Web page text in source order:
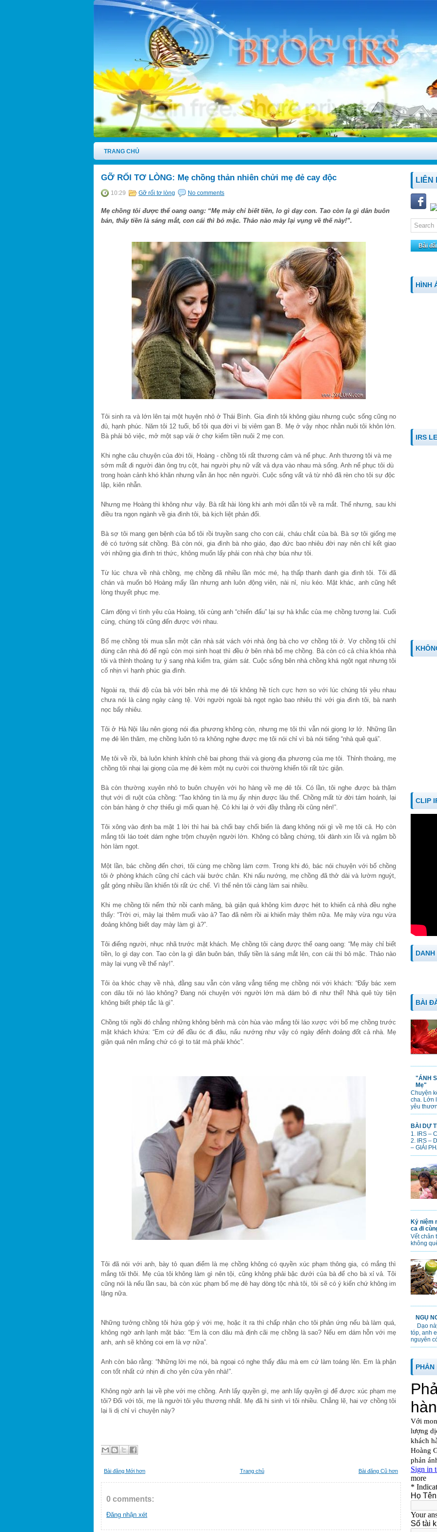
TRANG CHỦ
GỠ RỐI TƠ LÒNG: Mẹ chồng thản nhiên chửi mẹ đẻ cay độc
10:29 Gỡ rối tơ lòng No comments
Mẹ chồng tôi được thể oang oang: “Mẹ mày chỉ biết tiền, lo gì dạy con. Tao còn lạ gì dân buôn
bán, thấy tiền là sáng mắt, con cái thì bỏ mặc. Thảo nào mày lại vụng về thế này!”.
Tôi sinh ra và lớn lên tại một huyện nhỏ ở Thái Bình. Gia đình tôi không giàu nhưng cuộc sống cũng no
đủ, hạnh phúc. Năm tôi 12 tuổi, bố tôi qua đời vì bị viêm gan B. Mẹ ở vậy nhọc nhằn nuôi tôi khôn lớn.
Bà phải bỏ việc, mở một sạp vải ở chợ kiếm tiền nuôi 2 mẹ con.
Khi nghe câu chuyện của đời tôi, Hoàng - chồng tôi rất thương cảm và nể phục. Anh thương tôi và mẹ
sớm mất đi người đàn ông trụ cột, hai người phụ nữ vất vả dựa vào nhau mà sống. Anh nể phục tôi dù
trong hoàn cảnh khó khăn nhưng vẫn ăn học nên người. Cuộc sống vất vả từ nhỏ đã rèn cho tôi sự độc
lập, kiên nhẫn.
Nhưng mẹ Hoàng thì không như vậy. Bà rất hài lòng khi anh mới dẫn tôi về ra mắt. Thế nhưng, sau khi
điều tra ngọn ngành về gia đình tôi, bà kịch liệt phản đối.
Bà sợ tôi mang gen bệnh của bố tôi rồi truyền sang cho con cái, cháu chắt của bà. Bà sợ tôi giống mẹ
đẻ có tướng sát chồng. Bà còn nói, gia đình bà nho giáo, đạo đức bao nhiêu đời nay nên chỉ kết giao
với những gia đình tri thức, không muốn lấy phải con nhà chợ búa như tôi.
Từ lúc chưa về nhà chồng, mẹ chồng đã nhiều lần móc mé, hạ thấp thanh danh gia đình tôi. Tôi đã
chán và muốn bỏ Hoàng mấy lần nhưng anh luôn động viên, nài nỉ, níu kéo. Mặt khác, anh cũng hết
lòng thuyết phục mẹ.
Cảm động vì tình yêu của Hoàng, tôi cùng anh “chiến đấu” lại sự hà khắc của mẹ chồng tương lai. Cuối
cùng, chúng tôi cũng đến được với nhau.
Bố mẹ chồng tôi mua sẵn một căn nhà sát vách với nhà ông bà cho vợ chồng tôi ở. Vợ chồng tôi chỉ
dùng căn nhà đó để ngủ còn mọi sinh hoạt thì đều ở bên nhà bố mẹ chồng. Bà còn có cả chìa khóa nhà
tôi và thỉnh thoảng tự ý sang nhà kiểm tra, giám sát. Cuộc sống bên nhà chồng khá ngột ngạt nhưng tôi
cố nhịn vì hạnh phúc gia đình.
Ngoài ra, thái độ của bà với bên nhà mẹ đẻ tôi không hề tích cực hơn so với lúc chúng tôi yêu nhau
chưa nói là càng ngày càng tệ. Với người ngoài bà ngọt ngào bao nhiêu thì với gia đình tôi, bà nanh
nọc bấy nhiêu.
Tôi ở Hà Nội lâu nên giọng nói địa phương không còn, nhưng mẹ tôi thì vẫn nói giọng lơ lớ. Những lần
mẹ đẻ lên thăm, mẹ chồng luôn tỏ ra không nghe được mẹ tôi nói chỉ vì bà nói tiếng “nhà quê quá”.
Mẹ tôi về rồi, bà luôn khinh khỉnh chê bai phong thái và giọng địa phương của mẹ tôi. Thỉnh thoảng, mẹ
chồng tôi nhại lại giọng của mẹ đẻ kèm một nụ cười coi thường khiến tôi rất tức giận.
Bà còn thường xuyên nhỏ to buôn chuyện với họ hàng về mẹ đẻ tôi. Có lần, tôi nghe được bà thậm
thụt với dì ruột của chồng: “Tao không tin là mụ ấy nhịn được lâu thế. Chồng mất từ đời tám hoánh, lại
còn bán hàng ở chợ thiếu gì mối quan hệ. Có khi lại ở với đầy thằng rồi cũng nên!”.
Tôi xông vào định ba mặt 1 lời thì hai bà chối bay chối biến là đang không nói gì về mẹ tôi cả. Họ còn
mắng tôi láo toét dám nghe trộm chuyện người lớn. Không có bằng chứng, tôi đành xin lỗi và ngậm bồ
hòn làm ngọt.
Một lần, bác chồng đến chơi, tôi cùng mẹ chồng làm cơm. Trong khi đó, bác nói chuyện với bố chồng
tôi ở phòng khách cũng chỉ cách vài bước chân. Khi nấu nướng, mẹ chồng đã thở dài và lườm nguýt,
gắt gỏng nhiều lần khiến tôi rất ức chế. Vì thế nên tôi càng làm sai nhiều.
Khi mẹ chồng tôi nếm thử nồi canh măng, bà giận quá không kìm được hét to khiến cả nhà đều nghe
thấy: “Trời ơi, mày lại thêm muối vào à? Tao đã nêm rồi ai khiến mày thêm nữa. Mẹ mày vừa ngu vừa
đoảng không biết dạy mày làm gì à?”.
Tôi điếng người, nhục nhã trước mặt khách. Mẹ chồng tôi càng được thể oang oang: “Mẹ mày chỉ biết
tiền, lo gì dạy con. Tao còn lạ gì dân buôn bán, thấy tiền là sáng mắt lên, con cái thì bỏ mặc. Thảo nào
mày lại vụng về thế này!”.
Tôi òa khóc chạy về nhà, đằng sau vẫn còn văng vẳng tiếng mẹ chồng nói với khách: “Đấy bác xem
con dâu tôi nó láo không? Đang nói chuyện với người lớn mà dám bỏ đi như thế! Nhà quê tùy tiện
không biết phép tắc là gì”.
Chồng tôi ngồi đó chẳng những không bênh mà còn hùa vào mắng tôi láo xược với bố mẹ chồng trước
mặt khách khứa: “Em cứ để đầu óc đi đâu, nấu nướng như vậy có ngày đểnh đoảng đốt cả nhà. Mẹ
giận quá nên mắng chứ có gì to tát mà phải khóc”.
Tôi đã nói với anh, bày tỏ quan điểm là mẹ chồng không có quyền xúc phạm thông gia, có mắng thì
mắng tôi thôi. Mẹ của tôi không làm gì nên tội, cũng không phải bậc dưới của bà để cho bà xỉ vả. Tôi
cũng nói là nếu lần sau, bà còn xúc phạm bố mẹ đẻ hay dòng tộc nhà tôi, tôi sẽ có ý kiến chứ không im
lặng nữa.
Những tưởng chồng tôi hứa góp ý với mẹ, hoặc ít ra thì chấp nhận cho tôi phản ứng nếu bà làm quá,
không ngờ anh lạnh mặt bảo: “Em là con dâu mà định cãi mẹ chồng là sao? Nếu em dám hỗn với mẹ
anh, anh sẽ không coi em là vợ nữa”.
Anh còn bảo rằng: “Những lời mẹ nói, bà ngoại có nghe thấy đâu mà em cứ làm toáng lên. Em là phận
con tốt nhất cứ nhịn đi cho yên cửa yên nhà!”.
Không ngờ anh lại về phe với mẹ chồng. Anh lấy quyền gì, mẹ anh lấy quyền gì để được xúc phạm mẹ
tôi? Đối với tôi, mẹ là người tôi yêu thương nhất. Mẹ đã hi sinh vì tôi nhiều. Chẳng lẽ, hai vợ chồng tôi
lại li dị chỉ vì chuyện này?
Bài đăng Mới hơn Bài đăng Cũ hơn
Trang chủ
0 comments:
Đăng nhận xét
LIÊN
Bài
HÌNH
IRS
CLIP
DANH
BÀI
"ÁNH
Mẹ"
Chuyện
cha. Lớn
yêu
BÀI DỰ
1. IRS –
2. IRS –
– GIẢI
Kỷ niệm
ca đi
Vết chân
không
NGỤ
Dạo
tóp, anh
nguyên
PHẢN